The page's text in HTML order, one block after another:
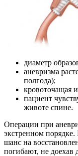
диаметр
аневризма
полгода);
кровоточащая
пациент
животе спине.
Операции при
экстренном
шанс на
погибают, не доехав